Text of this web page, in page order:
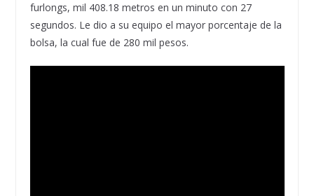
furlongs, mil 408.18 metros en un minuto con 27
segundos. Le dio a su equipo el mayor porcentaje de la
bolsa, la cual fue de 280 mil pesos.